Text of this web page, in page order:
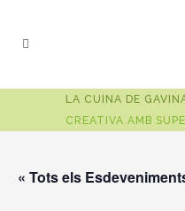
LA CUINA DE
CREATIVA AMB
« Tots els